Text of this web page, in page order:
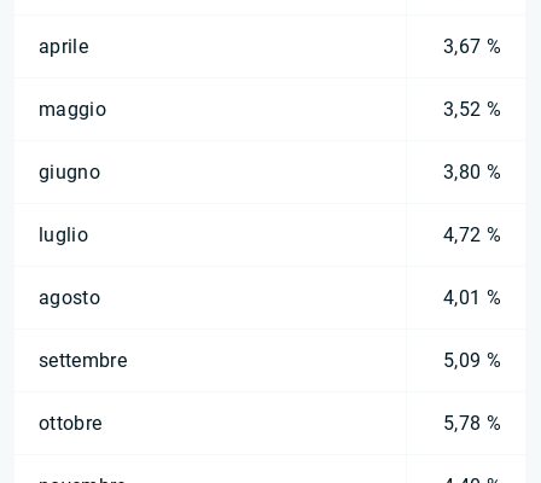
aprile 3,67 %
maggio 3,52 %
giugno 3,80 %
luglio 4,72 %
agosto 4,01 %
settembre 5,09 %
ottobre 5,78 %